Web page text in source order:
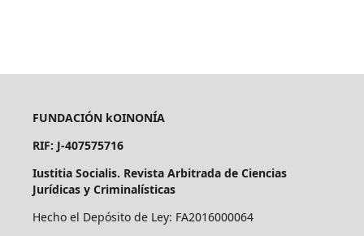
FUNDACIÓN kOINONÍA
RIF: J-407575716
Iustitia Socialis. Revista Arbitrada de Ciencias
Jurídicas y Criminalísticas
Hecho el Depósito de Ley: FA2016000064